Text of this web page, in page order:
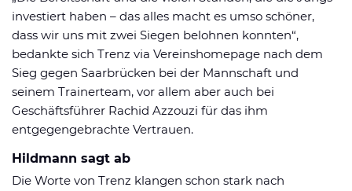
investiert haben – das alles macht es umso schöner,
dass wir uns mit zwei Siegen belohnen konnten“,
bedankte sich Trenz via Vereinshomepage nach dem
Sieg gegen Saarbrücken bei der Mannschaft und
seinem Trainerteam, vor allem aber auch bei
Geschäftsführer Rachid Azzouzi für das ihm
entgegengebrachte Vertrauen.
Hildmann sagt ab
Die Worte von Trenz klangen schon stark nach